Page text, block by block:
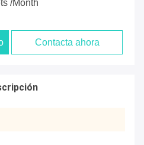
/Month
Contacta ahora